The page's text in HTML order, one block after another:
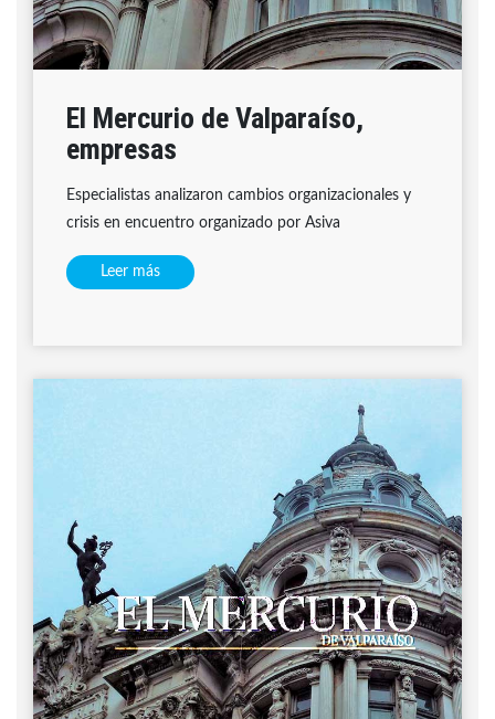
El Mercurio de Valparaíso,
empresas
Especialistas analizaron cambios organizacionales y
crisis en encuentro organizado por Asiva
Leer más